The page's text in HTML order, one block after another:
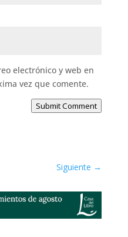
electrónico y web en
vez que comente.
Submit Comment
Siguiente →